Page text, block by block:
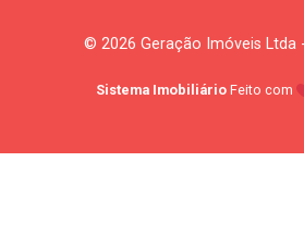
© 2026 Geração Imóveis Ltda
Sistema Imobiliário Feito com